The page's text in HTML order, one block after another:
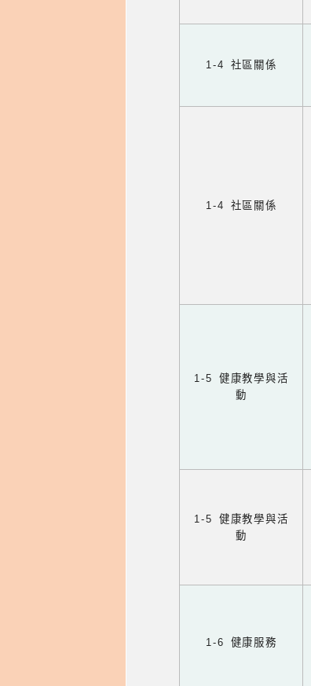
1-4 社區關係
1-4 社區關係
1-5 健康教學與活
動
1-5 健康教學與活
動
1-6 健康服務